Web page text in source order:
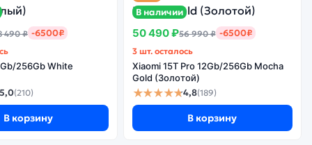
качество
Стоимость
смартфона Poco
16Gb/512Gb Black
(Чёрный)
490 ₽ -6500₽
256Gb White
(210)
В корзину
В наличии
50 490 ₽56 990 ₽ -6500₽
3 шт. осталось
Xiaomi 15T Pro 12Gb/256Gb Mocha
Gold (Золотой)
★★★★★4,8(189)
В корзину